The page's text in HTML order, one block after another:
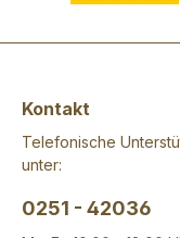
Kontakt
Telefonische
unter:
0251 - 42036